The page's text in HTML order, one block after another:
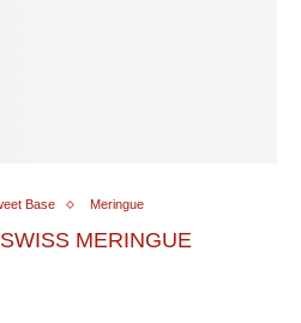
Base Meringue
MERINGUE